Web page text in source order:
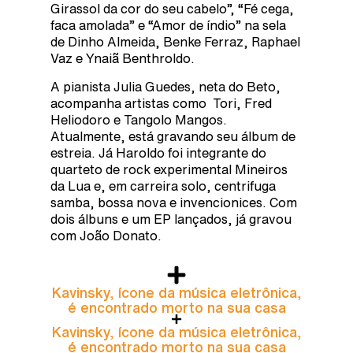
Girassol da cor do seu cabelo”, “Fé cega,
faca amolada” e “Amor de índio” na sela
de Dinho Almeida, Benke Ferraz, Raphael
Vaz e Ynaiã Benthroldo.
A pianista Julia Guedes, neta do Beto,
acompanha artistas como Tori, Fred
Heliodoro e Tangolo Mangos.
Atualmente, está gravando seu álbum de
estreia. Já Haroldo foi integrante do
quarteto de rock experimental Mineiros
da Lua e, em carreira solo, centrifuga
samba, bossa nova e invencionices. Com
dois álbuns e um EP lançados, já gravou
com João Donato.
Kavinsky, ícone da música eletrônica,
é encontrado morto na sua casa
Kavinsky, ícone da música eletrônica,
é encontrado morto na sua casa